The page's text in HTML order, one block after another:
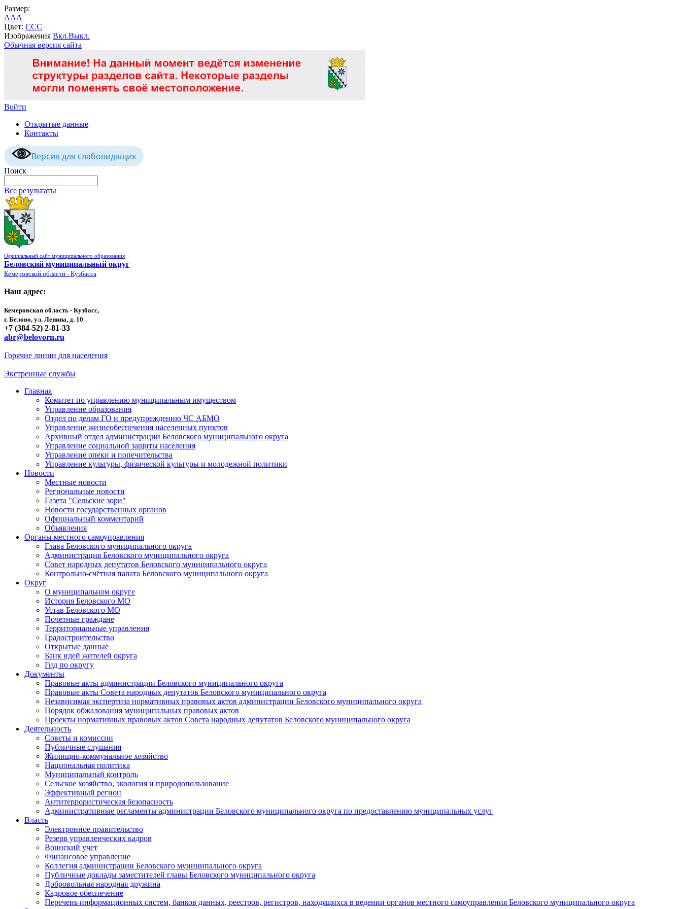
Размер:
AAA
Цвет: CCC
Изображения Вкл.Выкл.
Обычная версия сайта
Войти
Открытые данные
Контакты
Версия для слабовидящих
Поиск
Все результаты
Официальный сайт муниципального образования
Беловский муниципальный округ
Кемеровской области - Кузбасса
Наш адрес:
Кемеровская область - Кузбасс,
г. Белово, ул. Ленина, д. 10
+7 (384-52) 2-81-33
abr@belovorn.ru
Горячие линии для населения
Экстренные службы
Главная
Комитет по управлению муниципальным имуществом
Управление образования
Отдел по делам ГО и предупреждению ЧС АБМО
Управление жизнеобеспечения населенных пунктов
Архивный отдел администрации Беловского муниципального округа
Управление социальной защиты населения
Управление опеки и попечительства
Управление культуры, физической культуры и молодежной политики
Новости
Местные новости
Региональные новости
Газета "Сельские зори"
Новости государственных органов
Официальный комментарий
Объявления
Органы местного самоуправления
Глава Беловского муниципального округа
Администрация Беловского муниципального округа
Совет народных депутатов Беловского муниципального округа
Контрольно-счётная палата Беловского муниципального округа
Округ
О муниципальном округе
История Беловского МО
Устав Беловского МО
Почетные граждане
Территориальные управления
Градостроительство
Открытые данные
Банк идей жителей округа
Гид по округу
Документы
Правовые акты администрации Беловского муниципального округа
Правовые акты Совета народных депутатов Беловского муниципального округа
Независимая экспертиза нормативных правовых актов администрации Беловского муниципального округа
Порядок обжалования муниципальных правовых актов
Проекты нормативных правовых актов Совета народных депутатов Беловского муниципального округа
Деятельность
Советы и комиссии
Публичные слушания
Жилищно-коммунальное хозяйство
Национальная политика
Муниципальный контроль
Сельское хозяйство, экология и природопользование
Эффективный регион
Антитеррористическая безопасность
Административные регламенты администрации Беловского муниципального округа по предоставлению муниципальных услуг
Власть
Электронное правительство
Резерв управленческих кадров
Воинский учет
Финансовое управление
Коллегия администрации Беловского муниципального округа
Публичные доклады заместителей главы Беловского муниципального округа
Добровольная народная дружина
Кадровое обеспечение
Перечень информационных систем, банков данных, реестров, регистров, находящихся в ведении органов местного самоуправления Беловского муниципального округа